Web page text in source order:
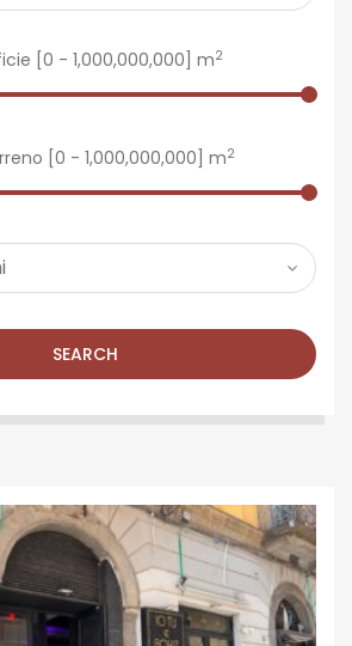
[ 0 - 1,000,000,000 ] m2
[ 0 - 1,000,000,000 ] m2
SEARCH